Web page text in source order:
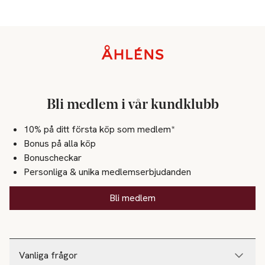
Vanliga frågor
Bli medlem i vår kundklubb
10% på ditt första köp som medlem*
Bonus på alla köp
Bonuscheckar
Personliga & unika medlemserbjudanden
Bli medlem